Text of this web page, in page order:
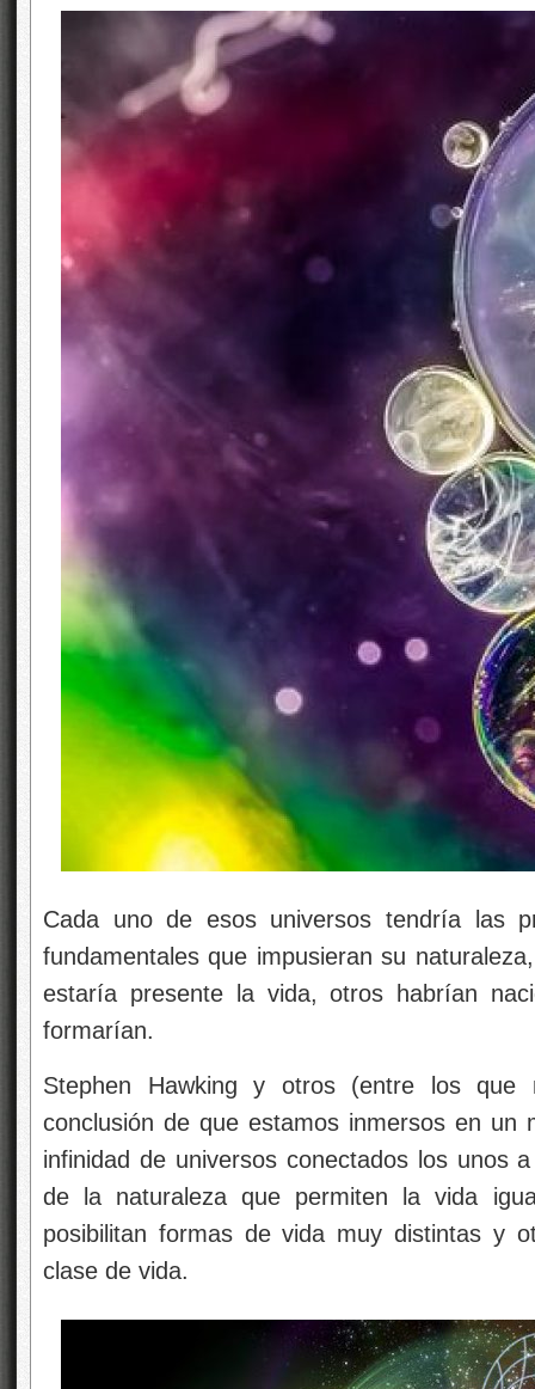
Cada uno de esos universos tendría las
fundamentales que impusieran su
estaría presente la vida, otros habrían
formarían.
Stephen Hawking y otros (entre los
conclusión de que estamos inmersos en un
infinidad de universos conectados los unos
de la naturaleza que permiten la vida
posibilitan formas de vida muy distintas y
clase de vida.